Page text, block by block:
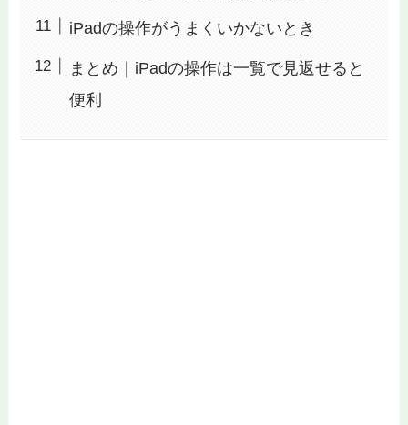
iPadの操作がうまくいかないとき
まとめ｜iPadの操作は一覧で見返せると
便利